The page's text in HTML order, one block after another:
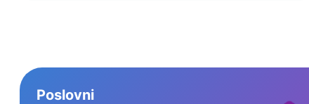
Poslovni